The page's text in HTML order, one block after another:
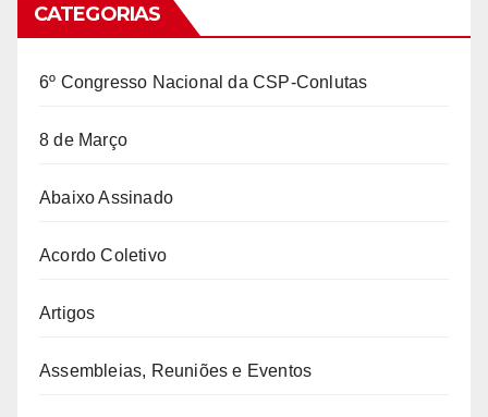
CATEGORIAS
6º Congresso Nacional da CSP-Conlutas
8 de Março
Abaixo Assinado
Acordo Coletivo
Artigos
Assembleias, Reuniões e Eventos